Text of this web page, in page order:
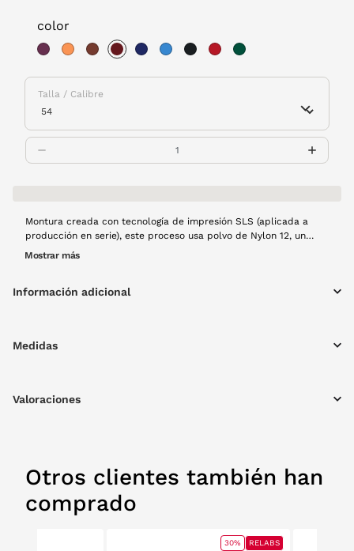
color
Talla / Calibre
Montura creada con tecnología de impresión SLS (aplicada a
producción en serie), este proceso usa polvo de Nylon 12, un
material con mucha resistencia, estabilidad dimensional y buen
terminada en punta, que se fusiona capa a capa mediante láser.
Mostrar más
Información adicional
Medidas
Valoraciones
Otros clientes también han
comprado
30% RELABS